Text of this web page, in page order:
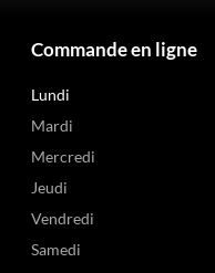
Commande en ligne
Lundi
Mardi
Mercredi
Jeudi
Vendredi
Samedi